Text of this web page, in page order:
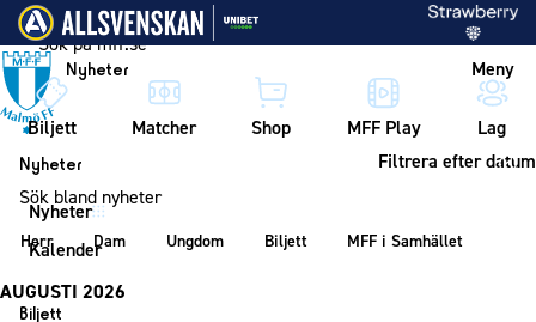
Vidare till innehållet
Nyheter Meny
Biljett Matcher Shop MFF Play Lag
Nyheter
Nyheter
Kalender
Biljett
bland
nyheter
Kategorier
Herr Dam Ungdom Biljett MFF i Samhället
Filtrera efter datum
AUGUSTI 2026